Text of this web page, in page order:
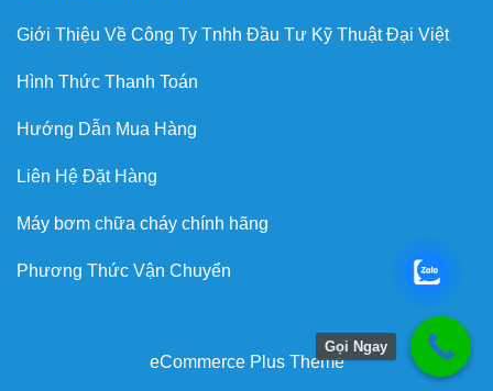
Giới Thiệu Về Công Ty Tnhh Đầu Tư Kỹ Thuật Đại Việt
Hình Thức Thanh Toán
Hướng Dẫn Mua Hàng
Liên Hệ Đặt Hàng
Máy bơm chữa cháy chính hãng
Phương Thức Vận Chuyển
eCommerce Plus Theme
Gọi Ngay